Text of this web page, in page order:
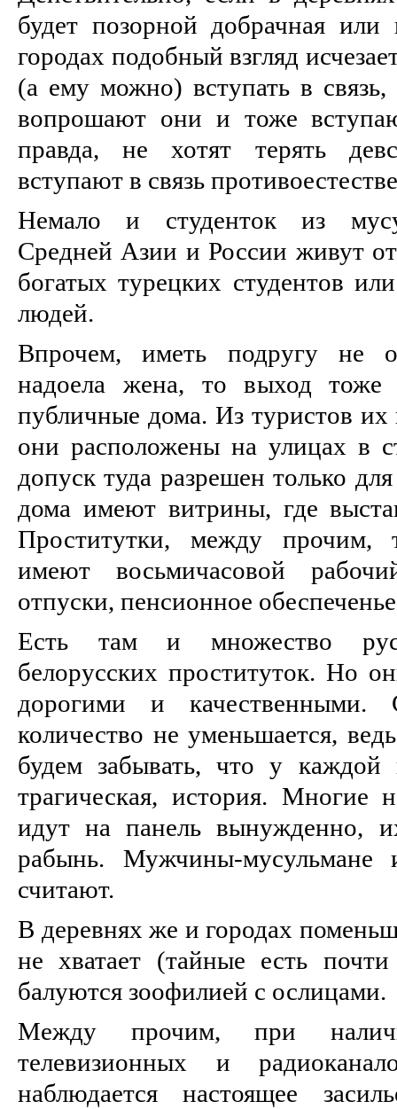
будет позорной добрачная или
городах подобный взгляд
(а ему можно) вступать в
вопрошают они и тоже
правда, не хотят терять
вступают в связь
Немало и студенток из
Средней Азии и России живут
богатых турецких студентов
людей.
Впрочем, иметь подругу не
надоела жена, то выход тоже
публичные дома. Из туристов их
они расположены на улицах в
допуск туда разрешен только
дома имеют витрины, где
Проститутки, между прочим,
имеют восьмичасовой
отпуски, пенсионное
Есть там и множество
белорусских проституток. Но
дорогими и
количество не уменьшается,
будем забывать, что у каждой
трагическая, история. Многие
идут на панель вынужденно,
рабынь. Мужчины-
считают.
В деревнях же и городах
не хватает (тайные есть
балуются зоофилией с ослицами.
Между прочим, при
телевизионных и
наблюдается настоящее